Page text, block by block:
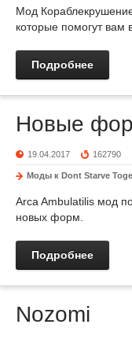
Мод
которые помогут вам
Подробнее
Новые
19.04.2017 162790
Моды к Dont Starve
Arca Ambulatilis мод
новых форм.
Подробнее
Nozomi